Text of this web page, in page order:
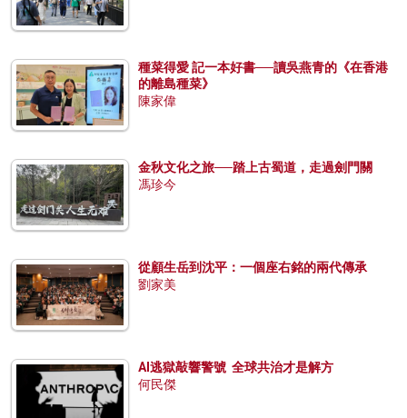
種菜得愛 記一本好書──讀吳燕青的《在香港
的離島種菜》
陳家偉
金秋文化之旅──踏上古蜀道，走過劍門關
馮珍今
從顧生岳到沈平：一個座右銘的兩代傳承
劉家美
AI逃獄敲響警號 全球共治才是解方
何民傑